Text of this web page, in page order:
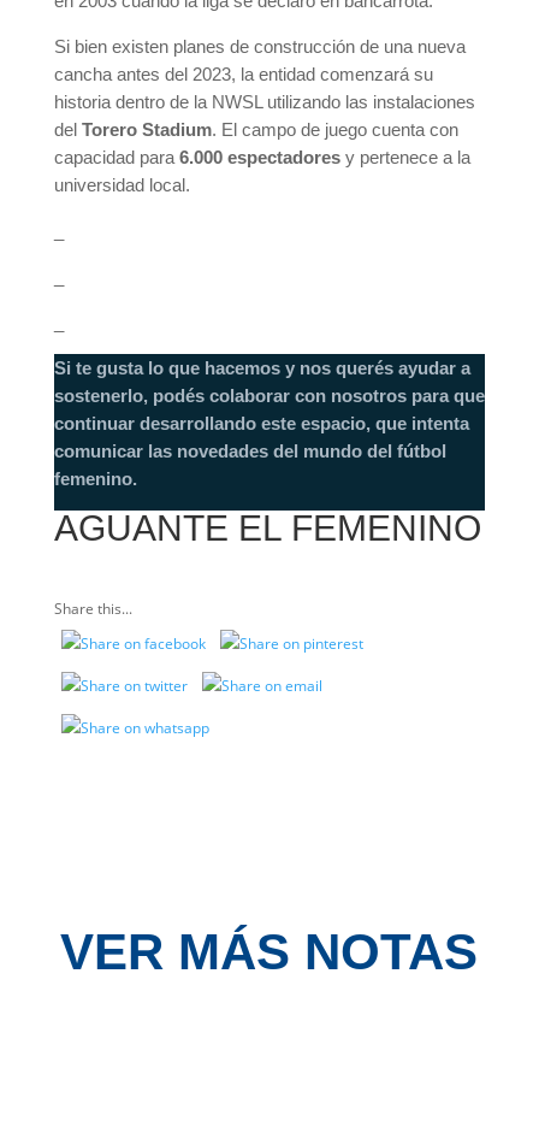
Si bien existen planes de construcción de una nueva
cancha antes del 2023, la entidad comenzará su
historia dentro de la NWSL utilizando las instalaciones
del Torero Stadium. El campo de juego cuenta con
capacidad para 6.000 espectadoresy pertenece a la
universidad local.
Si te gusta lo que hacemos y nos querés ayudar a
sostenerlo, podés colaborar con nosotros para que
continuar desarrollando este espacio, que intenta
comunicar las novedades del mundo del fútbol
femenino.
AGUANTE EL FEMENINO
Share this...
VER MÁS NOTAS